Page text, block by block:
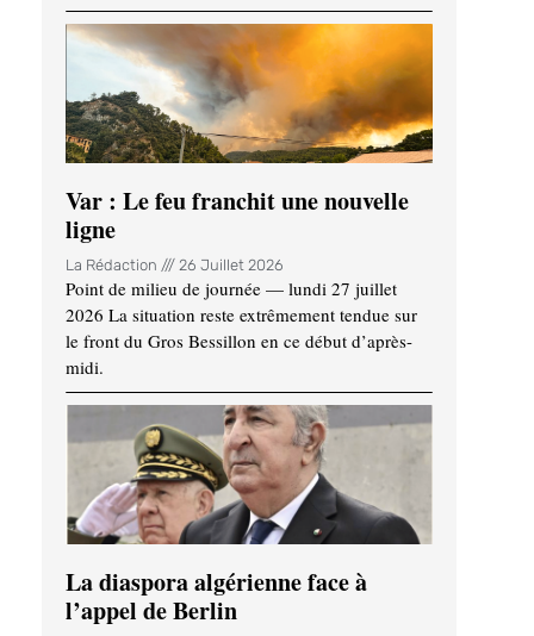
Var : Le feu franchit une nouvelle
ligne
La Rédaction 26 Juillet 2026
Point de milieu de journée — lundi 27 juillet
2026 La situation reste extrêmement tendue sur
le front du Gros Bessillon en ce début d’après-
midi.
La diaspora algérienne face à
l’appel de Berlin